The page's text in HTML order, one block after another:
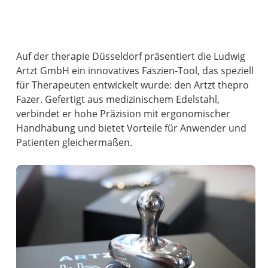
Auf der therapie Düsseldorf präsentiert die Ludwig
Artzt GmbH ein innovatives Faszien-Tool, das speziell
für Therapeuten entwickelt wurde: den Artzt thepro
Fazer. Gefertigt aus medizinischem Edelstahl,
verbindet er hohe Präzision mit ergonomischer
Handhabung und bietet Vorteile für Anwender und
Patienten gleichermaßen.